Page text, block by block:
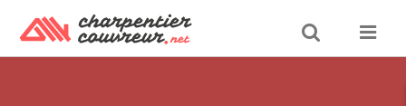
Toggle
search
Toggle